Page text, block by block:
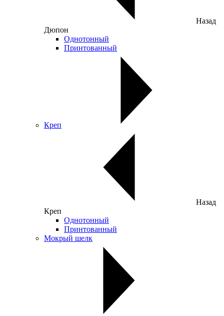
Назад
Дюпон
Однотонный
Принтованный
Креп
Назад
Креп
Однотонный
Принтованный
Мокрый шелк